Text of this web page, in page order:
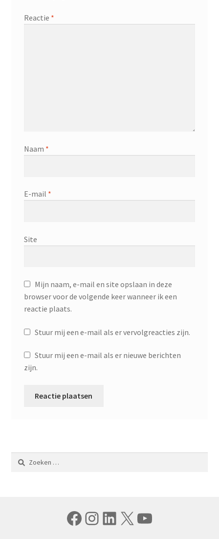
Reactie *
Naam *
E-mail *
Site
Mijn naam, e-mail en site opslaan in deze
browser voor de volgende keer wanneer ik een
reactie plaats.
Stuur mij een e-mail als er vervolgreacties zijn.
Stuur mij een e-mail als er nieuwe berichten
zijn.
Zoeken
naar:
Facebook
Instagram
LinkedIn
X YouTube